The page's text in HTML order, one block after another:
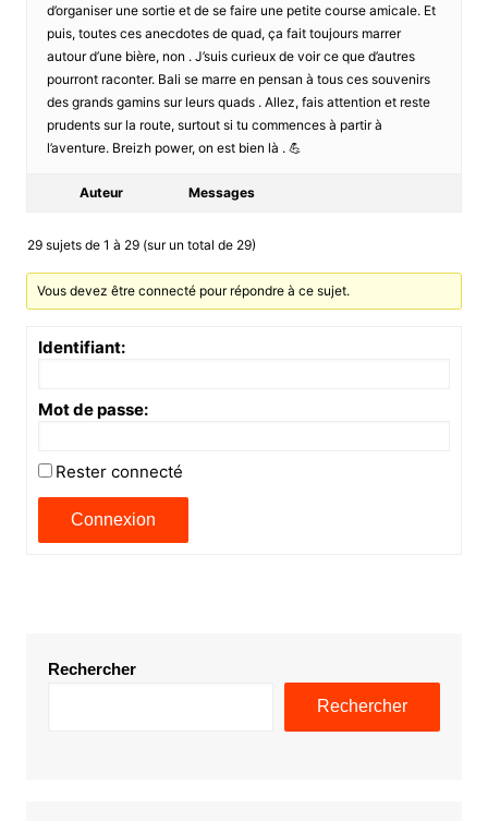
d’organiser une sortie et de se faire une petite course amicale. Et
puis, toutes ces anecdotes de quad, ça fait toujours marrer
autour d’une bière, non . J’suis curieux de voir ce que d’autres
pourront raconter. Bali se marre en pensan à tous ces souvenirs
des grands gamins sur leurs quads . Allez, fais attention et reste
prudents sur la route, surtout si tu commences à partir à
l’aventure. Breizh power, on est bien là . 💪
Auteur Messages
29 sujets de 1 à 29 (sur un total de 29)
Vous devez être connecté pour répondre à ce sujet.
Identifiant:
Mot de passe:
Rester connecté
Connexion
Rechercher
Rechercher